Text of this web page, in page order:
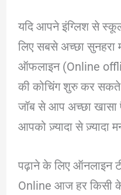
यदि आपने इंग्लिश से
लिए सबसे अच्छा
ऑफलाइन (Online
की कोचिंग शुरु कर
जॉब से आप अच्छा
आपको ज़्यादा से ज़्यादा
पढ़ाने के लिए ऑनलाइन
Online आज हर किसी